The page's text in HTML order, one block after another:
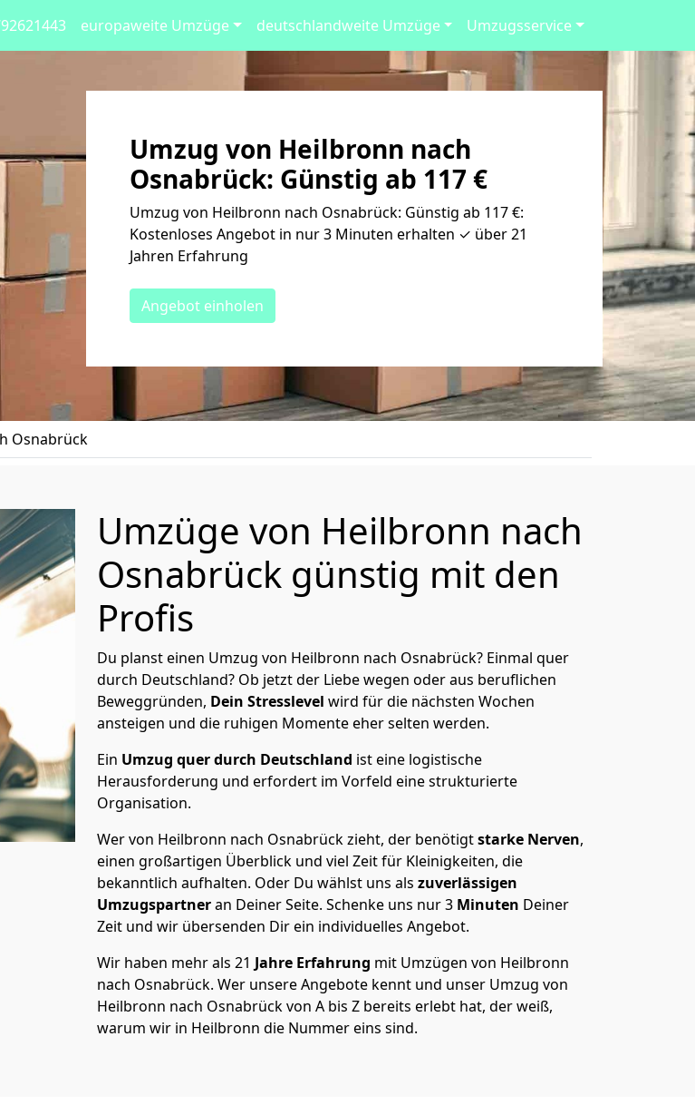
europaweite Umzüge deutschlandweite Umzüge Umzugsservice
Umzug von Heilbronn nach
Osnabrück: Günstig ab 117 €
Umzug von Heilbronn nach Osnabrück: Günstig ab 117 €:
Kostenloses Angebot in nur 3 Minuten erhalten ✓ über 21
Jahren Erfahrung
Angebot einholen
Osnabrück
Umzüge von Heilbronn nach
Osnabrück günstig mit den
Profis
Du planst einen Umzug von Heilbronn nach Osnabrück? Einmal quer
durch Deutschland? Ob jetzt der Liebe wegen oder aus beruflichen
Beweggründen, Dein Stresslevel wird für die nächsten Wochen
ansteigen und die ruhigen Momente eher selten werden.
Ein Umzug quer durch Deutschland ist eine logistische
Herausforderung und erfordert im Vorfeld eine strukturierte
Organisation.
Wer von Heilbronn nach Osnabrück zieht, der benötigtstarke Nerven,
einen großartigen Überblick und viel Zeit für Kleinigkeiten, die
bekanntlich aufhalten. Oder Du wählst uns als zuverlässigen
Umzugspartneran Deiner Seite. Schenke uns nur3 Minuten Deiner
Zeit und wir übersenden Dir ein individuelles Angebot.
Wir haben mehr als 21 Jahre Erfahrung mit Umzügen von Heilbronn
nach Osnabrück. Wer unsere Angebote kennt und unser Umzug von
Heilbronn nach Osnabrück von A bis Z bereits erlebt hat, der weiß,
warum wir in Heilbronn die Nummer eins sind.